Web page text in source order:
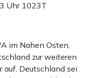
Uhr 1023T
im Nahen Osten,
zur weiteren
auf. Deutschland sei